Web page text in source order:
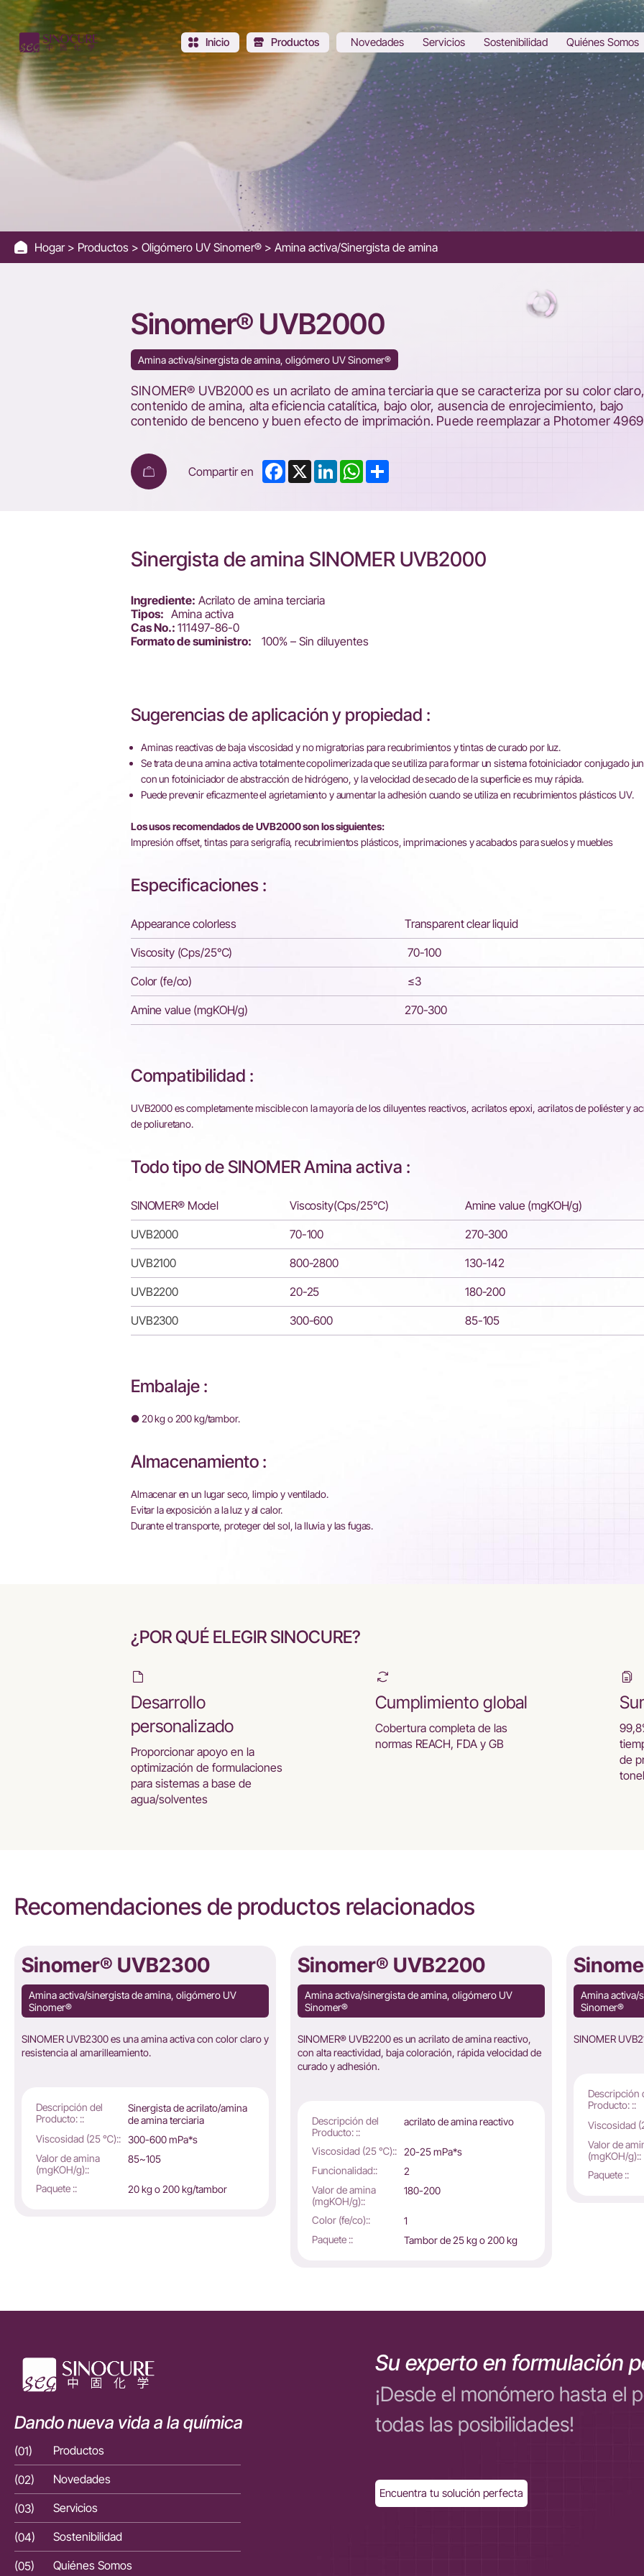
UVB2000
-
High
Amine
Value
Synergist
for
UV
Inicio Productos Novedades Servicios Sostenibilidad Quiénes Somos
Hogar Productos Oligómero UV Sinomer® Amina activa/Sinergista de amina
Sinomer® UVB2000
Amina activa/sinergista de amina, oligómero UV Sinomer®
SINOMER® UVB2000 es un acrilato de amina terciaria que se caracteriza por su color
contenido de amina, alta eficiencia catalítica, bajo olor, ausencia de enrojecimiento, bajo
contenido de benceno y buen efecto de imprimación. Puede reemplazar a Photomer
Compartir en Facebook
X LinkedInWhatsApp
Sinergista de amina SINOMER UVB2000
Ingrediente: Acrilato de amina terciaria
Tipos: Amina activa
Cas No.: 111497-86-0
Formato de suministro:
100% – Sin diluyentes
Sugerencias de aplicación y propiedad :
Aminas reactivas de baja viscosidad y no migratorias para recubrimientos y tintas de curado por luz.
Se trata de una amina activa totalmente copolimerizada que se utiliza para formar un sistema fotoiniciador conjugado
con un fotoiniciador de abstracción de hidrógeno, y la velocidad de secado de la superficie es muy rápida.
Puede prevenir eficazmente el agrietamiento y aumentar la adhesión cuando se utiliza en recubrimientos plásticos UV.
Los usos recomendados de UVB2000 son los siguientes:
Impresión offset, tintas para serigrafía, recubrimientos plásticos, imprimaciones y acabados para suelos y muebles
Especificaciones :
Appearance colorless
Transparent clear liquid
Viscosity (Cps/25℃)
70-100
Color (fe/co)
≤3
Amine value (mgKOH/g)
270-300
Compatibilidad :
UVB2000 es completamente miscible con la mayoría de los diluyentes reactivos, acrilatos epoxi, acrilatos de poliéster y
de poliuretano.
Todo tipo de SINOMER Amina activa :
SINOMER® Model Viscosity(Cps/25℃)
Amine value (mgKOH/g)
UVB2000
70-100
270-300
UVB2100
800-2800
130-142
UVB2200
20-25
180-200
UVB2300
300-600 85-105
Embalaje :
● 20 kg o 200 kg/tambor.
Almacenamiento :
Almacenar en un lugar seco, limpio y ventilado.
Evitar la exposición a la luz y al calor.
Durante el transporte, proteger del sol, la lluvia y las fugas.
¿POR QUÉ ELEGIR SINOCURE?
Desarrollo
personalizado
Proporcionar apoyo en la
optimización de formulaciones
para sistemas a base de
agua/solventes
Cumplimiento global
Cobertura completa de las
normas REACH, FDA y GB
de
Recomendaciones de productos relacionados
Sinomer® UVB2300
Amina activa/sinergista de amina, oligómero UV
Sinomer®
SINOMER UVB2300 es una amina activa con color claro y
resistencia al amarilleamiento.
Descripción del
Producto: ::
Sinergista de acrilato/amina
de amina terciaria
Viscosidad (25 ℃):: 300-600 mPa*s
Valor de amina
(mgKOH/g)::
85~105
Paquete :: 20 kg o 200 kg/tambor
Sinomer® UVB2200
Amina activa/sinergista de amina, oligómero UV
Sinomer®
SINOMER® UVB2200 es un acrilato de amina reactivo,
con alta reactividad, baja coloración, rápida velocidad de
curado y adhesión.
Descripción del
Producto: ::
acrilato de amina reactivo
Viscosidad (25 ℃):: 20-25 mPa*s
Funcionalidad::
2
Valor de amina
(mgKOH/g)::
180-200
Color (fe/co)::
1
Paquete ::
Tambor de 25 kg o 200 kg
Amina activa/
Sinomer®
SINOMER
Descripción
Producto: ::
Viscosidad
Valor de
(mgKOH/g)::
Paquete ::
Dando nueva vida a la química
Su experto en formulación
¡Desde el monómero hasta el
todas las posibilidades!
(01) Productos
(02)
Novedades
(03)
Servicios
(04)
Sostenibilidad
(05)
Quiénes Somos
Encuentra tu solución perfecta